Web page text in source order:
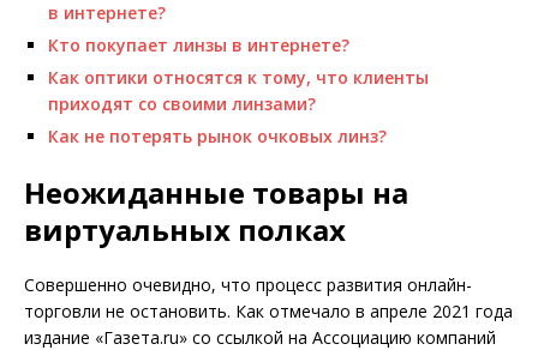
в интернете?
Кто покупает линзы в интернете?
Как оптики относятся к тому, что клиенты
приходят со своими линзами?
Как не потерять рынок очковых линз?
Неожиданные товары на
виртуальных полках
Совершенно очевидно, что процесс развития онлайн-
торговли не остановить. Как отмечало в апреле 2021 года
издание «Газета.ru» со ссылкой на Ассоциацию компаний